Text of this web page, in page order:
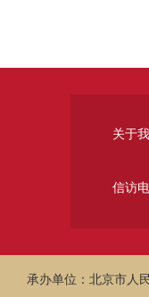
关于
信访
承办单位：北京市人